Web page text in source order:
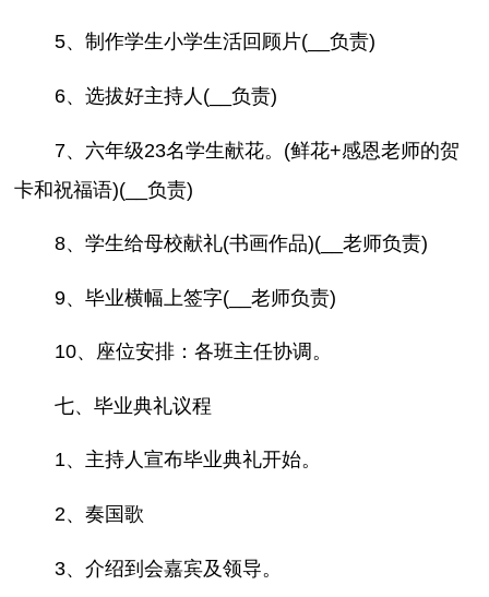
5、制作学生小学生活回顾片(__负责)
6、选拔好主持人(__负责)
7、六年级23名学生献花。(鲜花+感恩老师的贺
卡和祝福语)(__负责)
8、学生给母校献礼(书画作品)(__老师负责)
9、毕业横幅上签字(__老师负责)
10、座位安排：各班主任协调。
七、毕业典礼议程
1、主持人宣布毕业典礼开始。
2、奏国歌
3、介绍到会嘉宾及领导。